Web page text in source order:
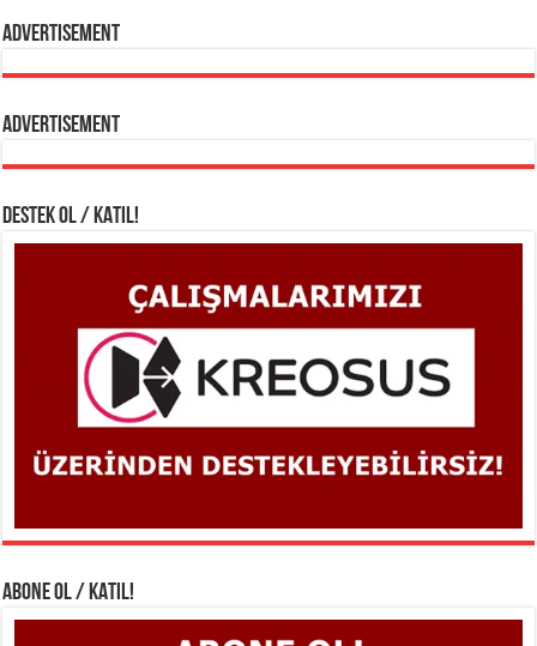
Advertisement
Advertisement
DESTEK OL / KATIL!
ABONE OL / KATIL!